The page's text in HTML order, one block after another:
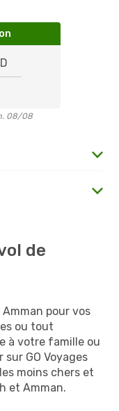
08/08
de
pour vos
ou tout
à votre famille ou
sur GO Voyages
moins chers et
et Amman.